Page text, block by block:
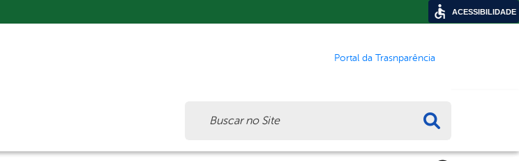
Portal da Trasnparência
ACESSIBILIDADE